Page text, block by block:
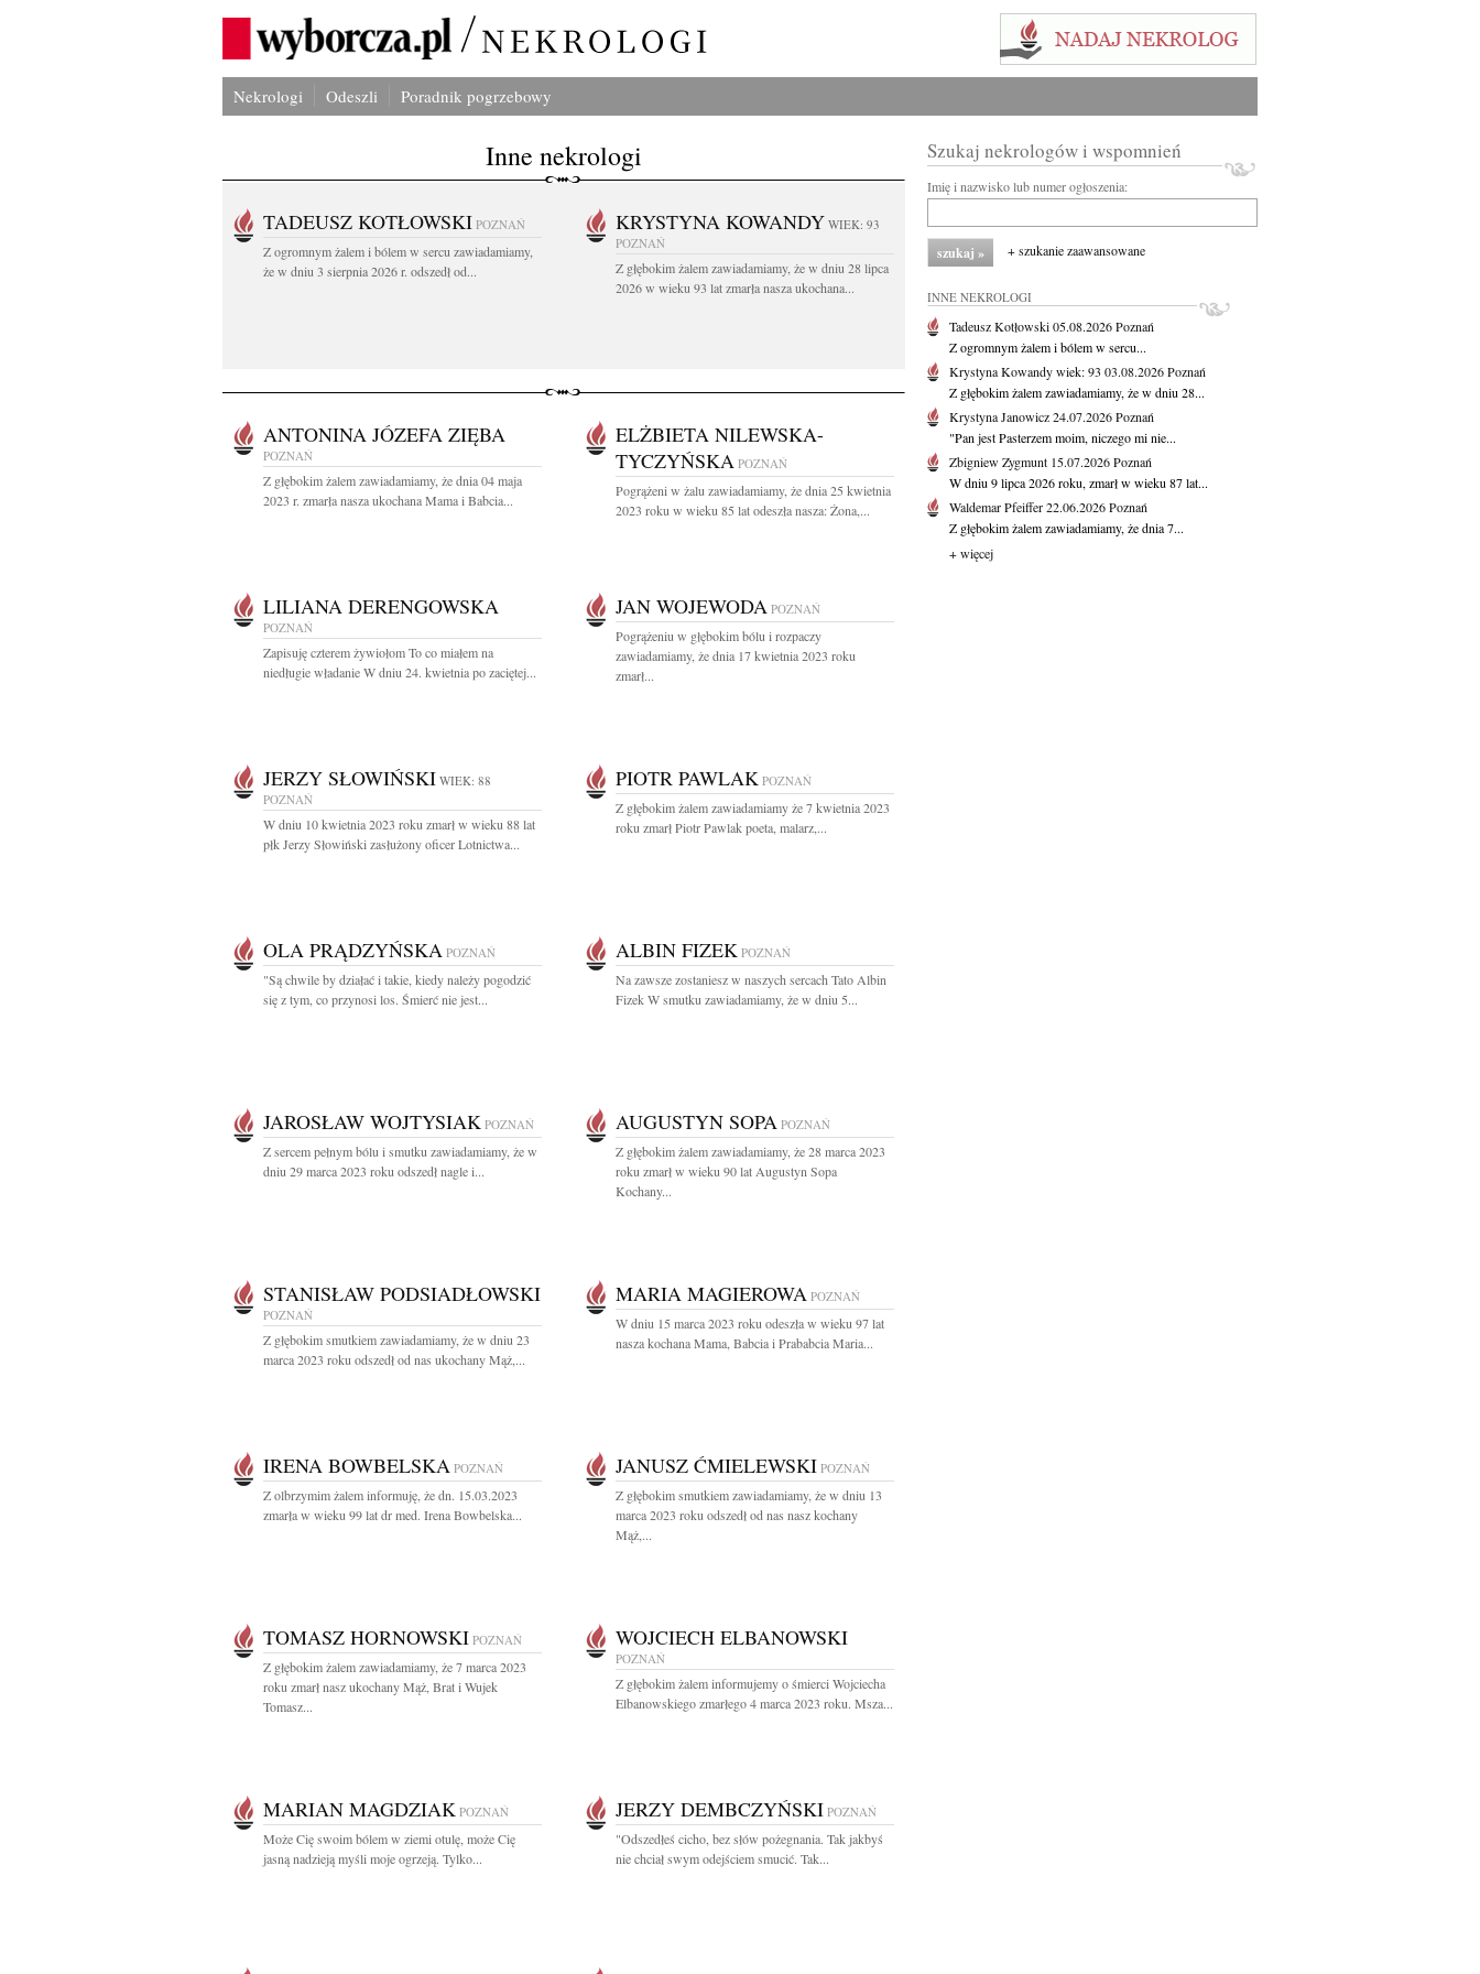
Nekrologi Odeszli Poradnik pogrzebowy
Inne nekrologi
TADEUSZ KOTŁOWSKI POZNAŃ
Z ogromnym żalem i bólem w sercu zawiadamiamy,
że w dniu 3 sierpnia 2026 r. odszedł od...
KRYSTYNA KOWANDY WIEK: 93
POZNAŃ
Z głębokim żalem zawiadamiamy, że w dniu 28 lipca
2026 w wieku 93 lat zmarła nasza ukochana...
ANTONINA JÓZEFA ZIĘBA
POZNAŃ
Z głębokim żalem zawiadamiamy, że dnia 04 maja
2023 r. zmarła nasza ukochana Mama i Babcia...
ELŻBIETA NILEWSKA-
TYCZYŃSKA POZNAŃ
Pogrążeni w żalu zawiadamiamy, że dnia 25 kwietnia
2023 roku w wieku 85 lat odeszła nasza: Żona,...
LILIANA DERENGOWSKA
POZNAŃ
Zapisuję czterem żywiołom To co miałem na
niedługie władanie W dniu 24. kwietnia po zaciętej...
JAN WOJEWODA POZNAŃ
Pogrążeniu w głębokim bólu i rozpaczy
zawiadamiamy, że dnia 17 kwietnia 2023 roku
zmarł...
JERZY SŁOWIŃSKI WIEK: 88
POZNAŃ
W dniu 10 kwietnia 2023 roku zmarł w wieku 88 lat
płk Jerzy Słowiński zasłużony oficer Lotnictwa...
PIOTR PAWLAK POZNAŃ
Z głębokim żalem zawiadamiamy że 7 kwietnia 2023
roku zmarł Piotr Pawlak poeta, malarz,...
OLA PRĄDZYŃSKA POZNAŃ
"Są chwile by działać i takie, kiedy należy pogodzić
się z tym, co przynosi los. Śmierć nie jest...
ALBIN FIZEK POZNAŃ
Na zawsze zostaniesz w naszych sercach Tato Albin
Fizek W smutku zawiadamiamy, że w dniu 5...
JAROSŁAW WOJTYSIAK POZNAŃ
Z sercem pełnym bólu i smutku zawiadamiamy, że w
dniu 29 marca 2023 roku odszedł nagle i...
AUGUSTYN SOPA POZNAŃ
Z głębokim żalem zawiadamiamy, że 28 marca 2023
roku zmarł w wieku 90 lat Augustyn Sopa
Kochany...
STANISŁAW PODSIADŁOWSKI
POZNAŃ
Z głębokim smutkiem zawiadamiamy, że w dniu 23
marca 2023 roku odszedł od nas ukochany Mąż,...
MARIA MAGIEROWA POZNAŃ
W dniu 15 marca 2023 roku odeszła w wieku 97 lat
nasza kochana Mama, Babcia i Prababcia Maria...
IRENA BOWBELSKA POZNAŃ
Z olbrzymim żalem informuję, że dn. 15.03.2023
zmarła w wieku 99 lat dr med. Irena Bowbelska...
JANUSZ ĆMIELEWSKI POZNAŃ
Z głębokim smutkiem zawiadamiamy, że w dniu 13
marca 2023 roku odszedł od nas nasz kochany
Mąż,...
TOMASZ HORNOWSKI POZNAŃ
Z głębokim żalem zawiadamiamy, że 7 marca 2023
roku zmarł nasz ukochany Mąż, Brat i Wujek
Tomasz...
WOJCIECH ELBANOWSKI
POZNAŃ
Z głębokim żalem informujemy o śmierci Wojciecha
Elbanowskiego zmarłego 4 marca 2023 roku. Msza...
MARIAN MAGDZIAK POZNAŃ
Może Cię swoim bólem w ziemi otulę, może Cię
jasną nadzieją myśli moje ogrzeją. Tylko...
JERZY DEMBCZYŃSKI POZNAŃ
"Odszedłeś cicho, bez słów pożegnania. Tak jakbyś
nie chciał swym odejściem smucić. Tak...
Szukaj nekrologów i wspomnień
Imię i nazwisko lub numer ogłoszenia:
+ szukanie zaawansowane
INNE NEKROLOGI
Tadeusz Kotłowski05.08.2026Poznań
Z ogromnym żalem i bólem w sercu...
Krystyna Kowandywiek: 93 03.08.2026Poznań
Z głębokim żalem zawiadamiamy, że w dniu 28...
Krystyna Janowicz24.07.2026Poznań
"Pan jest Pasterzem moim, niczego mi nie...
Zbigniew Zygmunt 15.07.2026Poznań
W dniu 9 lipca 2026 roku, zmarł w wieku 87 lat...
Waldemar Pfeiffer22.06.2026Poznań
Z głębokim żalem zawiadamiamy, że dnia 7...
+ więcej